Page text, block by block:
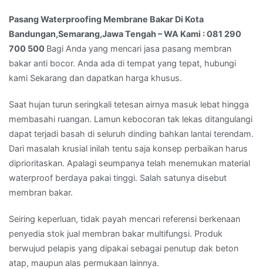
Kami
:
081
290
700
Pasang Waterproofing Membrane Bakar Di Kota
Bandungan,Semarang,Jawa Tengah – WA Kami : 081 290
700 500 Bagi Anda yang mencari jasa pasang membran
bakar anti bocor. Anda ada di tempat yang tepat, hubungi
kami Sekarang dan dapatkan harga khusus.
Saat hujan turun seringkali tetesan airnya masuk lebat hingga
membasahi ruangan. Lamun kebocoran tak lekas ditangulangi
dapat terjadi basah di seluruh dinding bahkan lantai terendam.
Dari masalah krusial inilah tentu saja konsep perbaikan harus
diprioritaskan. Apalagi seumpanya telah menemukan material
waterproof berdaya pakai tinggi. Salah satunya disebut
membran bakar.
Seiring keperluan, tidak payah mencari referensi berkenaan
penyedia stok jual membran bakar multifungsi. Produk
berwujud pelapis yang dipakai sebagai penutup dak beton
atap, maupun alas permukaan lainnya.